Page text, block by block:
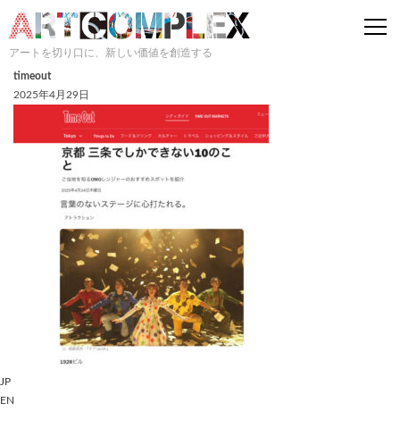
アートを切り口に、新しい価値を創造する
timeout
2025年4月29日
JP
EN